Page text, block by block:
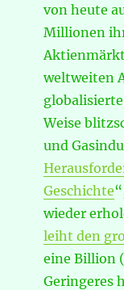
von heute
Millionen
weltweiten
Weise
und
Geschichte
wieder
leiht den
eine Billion
Geringeres